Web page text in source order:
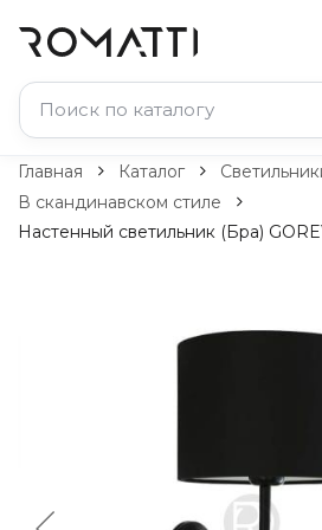
Каталог Romatti
Свет и освещение
Уличное освещение
Комплектующие
Главная Каталог
В скандинавском стиле
Настенный светильник (Бра)